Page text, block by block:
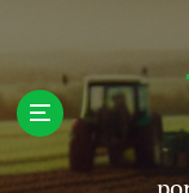
p
t
c